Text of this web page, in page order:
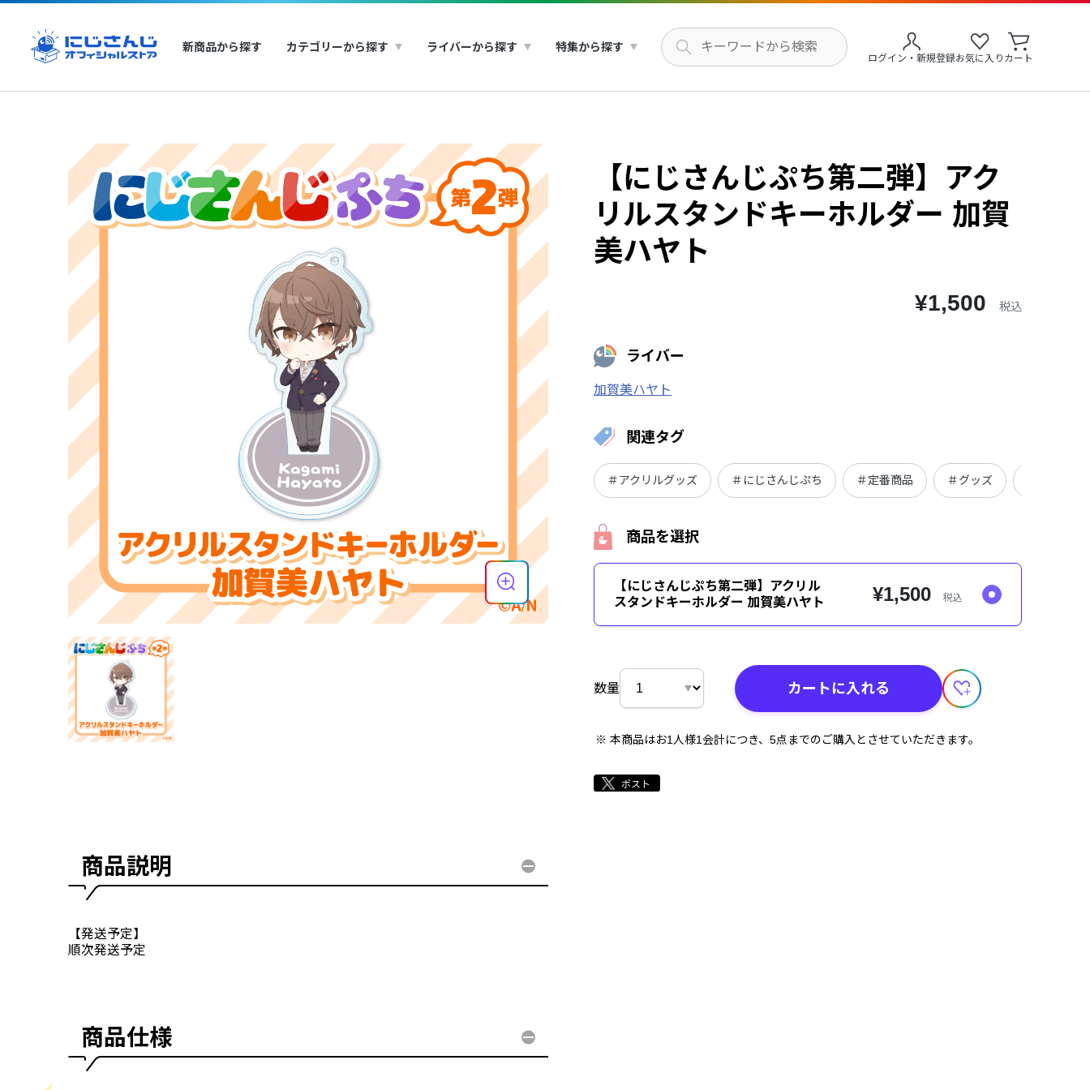
新商品から探す カテゴリーから探す ライバーから探す 特集から探す
ログイン・新規登録お気に入り カート
【にじさんじぷち第二弾】アク
リルスタンドキーホルダー 加賀
美ハヤト
¥1,500 税込
ライバー
加賀美ハヤト
関連タグ
＃アクリルグッズ ＃にじさんじぷち ＃定番商品 ＃グッズ
商品を選択
【にじさんじぷち第二弾】アクリル
スタンドキーホルダー 加賀美ハヤト
¥1,500 税込
数量 カートに入れる
本商品はお1人様1会計につき、5点までのご購入とさせていただきます。
商品説明
【発送予定】
順次発送予定
商品仕様